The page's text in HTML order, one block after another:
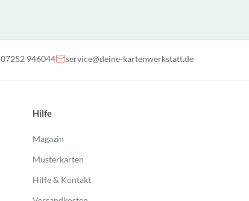
07252 946044 service@deine-kartenwerkstatt.de
Hilfe
Magazin
Musterkarten
Hilfe & Kontakt